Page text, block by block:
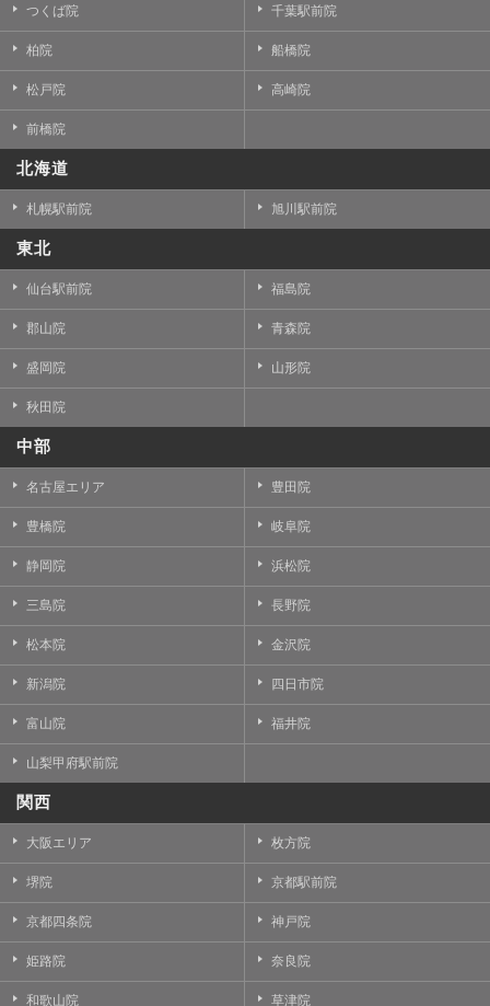
つくば院 千葉駅前院
柏院 船橋院
松戸院 高崎院
前橋院
北海道
札幌駅前院 旭川駅前院
東北
仙台駅前院 福島院
郡山院 青森院
盛岡院 山形院
秋田院
中部
名古屋エリア 豊田院
豊橋院 岐阜院
静岡院 浜松院
三島院 長野院
松本院 金沢院
新潟院 四日市院
富山院 福井院
山梨甲府駅前院
関西
大阪エリア 枚方院
堺院 京都駅前院
京都四条院 神戸院
姫路院 奈良院
和歌山院 草津院